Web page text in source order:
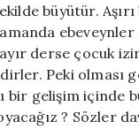
büyütür.
ebeveynler
derse çocuk
Peki olması
bir gelişim içinde
? Sözler